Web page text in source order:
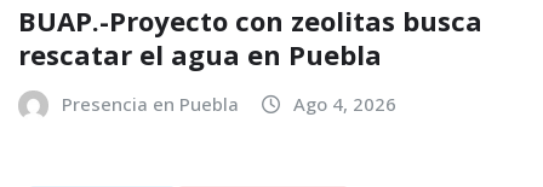
BUAP.-Proyecto con zeolitas busca
rescatar el agua en Puebla
Presencia en Puebla Ago 4, 2026